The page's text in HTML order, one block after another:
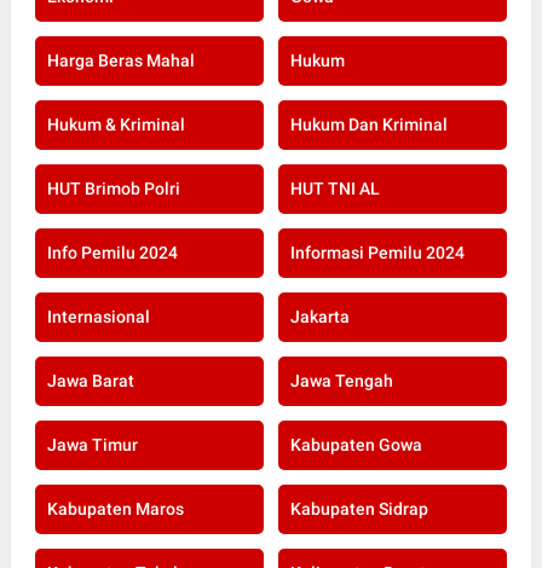
Harga Beras Mahal Hukum
Hukum & Kriminal Hukum Dan Kriminal
HUT Brimob Polri HUT TNI AL
Info Pemilu 2024 Informasi Pemilu 2024
Internasional Jakarta
Jawa Barat Jawa Tengah
Jawa Timur Kabupaten Gowa
Kabupaten Maros Kabupaten Sidrap